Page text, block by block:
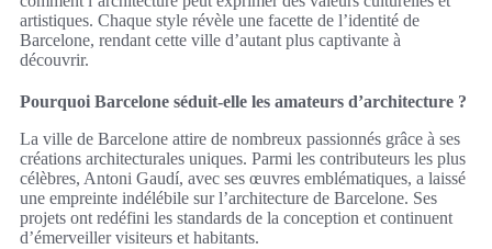
artistiques. Chaque style révèle une facette de l’identité de
Barcelone, rendant cette ville d’autant plus captivante à
découvrir.
Pourquoi Barcelone séduit-elle les amateurs d’architecture ?
La ville de Barcelone attire de nombreux passionnés grâce à ses
créations architecturales uniques. Parmi les contributeurs les plus
célèbres, Antoni Gaudí, avec ses œuvres emblématiques, a laissé
une empreinte indélébile sur l’architecture de Barcelone. Ses
projets ont redéfini les standards de la conception et continuent
d’émerveiller visiteurs et habitants.